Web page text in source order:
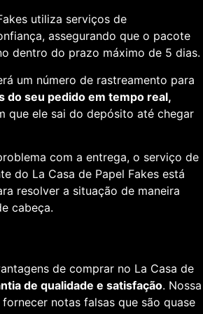
utiliza serviços de
assegurando que o pacote
dentro do prazo máximo de 5 dias.
um número de rastreamento para
do seu pedido em tempo real,
que ele sai do depósito até chegar
com a entrega, o serviço de
do La Casa de Papel Fakes está
resolver a situação de maneira
cabeça.
de comprar no La Casa de
de qualidade e satisfação. Nossa
notas falsas que são quase